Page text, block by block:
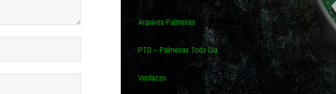
Arquivos Palmeiras
PTD – Palmeiras Todo Dia
Verdazzo